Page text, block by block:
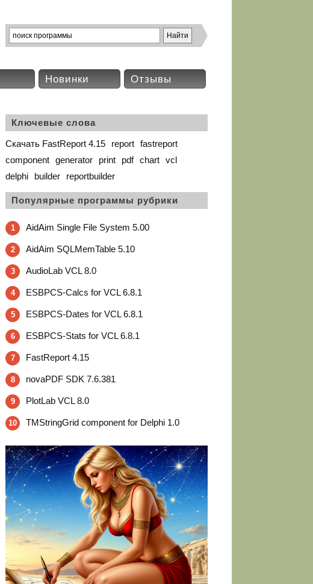
Новинки Отзывы
Ключевые слова
Скачать FastReport 4.15 report fastreport
component generator print pdf chart vcl
delphi
builder reportbuilder
Популярные программы рубрики
1 AidAim Single File System 5.00
2 AidAim SQLMemTable 5.10
3 AudioLab VCL 8.0
4 ESBPCS-Calcs for VCL 6.8.1
5 ESBPCS-Dates for VCL 6.8.1
6 ESBPCS-Stats for VCL 6.8.1
7 FastReport 4.15
8 novaPDF SDK 7.6.381
9 PlotLab VCL 8.0
10 TMStringGrid component for Delphi 1.0